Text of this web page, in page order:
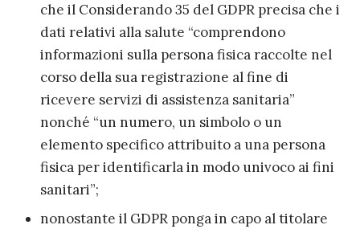
che il Considerando 35 del GDPR precisa che i
dati relativi alla salute “comprendono
informazioni sulla persona fisica raccolte nel
corso della sua registrazione al fine di
ricevere servizi di assistenza sanitaria”
nonché “un numero, un simbolo o un
elemento specifico attribuito a una persona
fisica per identificarla in modo univoco ai fini
sanitari”;
nonostante il GDPR ponga in capo al titolare